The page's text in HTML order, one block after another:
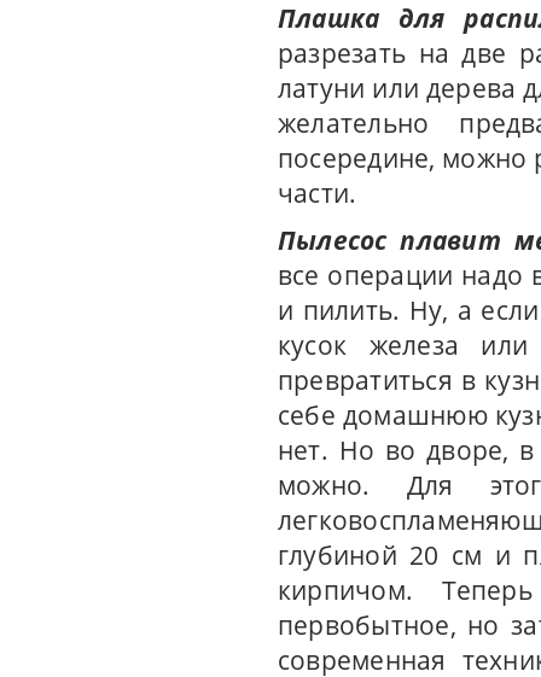
Плашка для
разрезать на две
латуни или дерева
желательно
посередине, можно
части.
Пылесос плавит
все операции надо
и пилить. Ну, а
кусок железа
превратиться в
себе домашнюю
нет. Но во дворе,
можно. Для
глубиной 20 см и
кирпичом.
первобытное, но
современная